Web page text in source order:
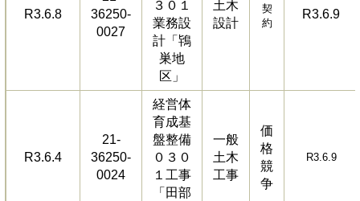
R3.6.8
36250-
0027
３０１
業務設
計「鴇
巣地
区」
土木
設計
契
約
R3.6.9
R3.6.4
21-
36250-
0024
経営体
育成基
盤整備
０３０
１工事
「田部
一般
土木
工事
価
格
競
争
R3.6.9